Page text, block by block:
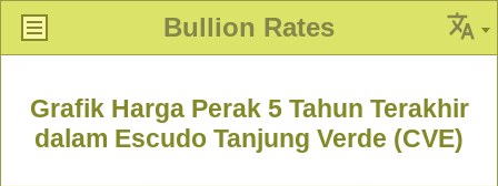
Bullion Rates
Grafik Harga Perak 5 Tahun Terakhir
dalam Escudo Tanjung Verde (CVE)